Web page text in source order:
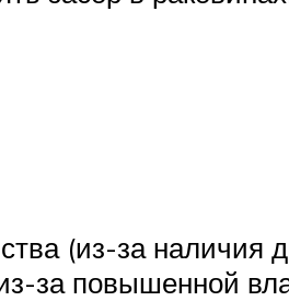
(из-за наличия
за повышенной